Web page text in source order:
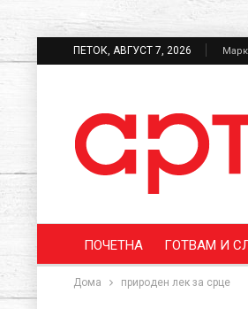
ПЕТОК, АВГУСТ 7, 2026
ПОЧЕТНА ГОТВАМ И
Дома природен лек за срце